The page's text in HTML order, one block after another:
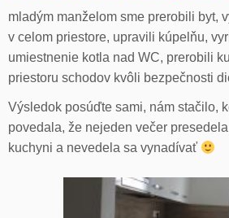
mladým manželom sme prerobili byt,
v celom priestore, upravili kúpelňu,
umiestnenie kotla nad WC, prerobili
priestoru schodov kvôli bezpečnosti
Výsledok posúďte sami, nám stačilo,
povedala, že nejeden večer
kuchyni a nevedela sa vynadívať